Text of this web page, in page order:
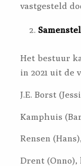
vastgesteld
Het bestuur
in 2021 uit de
J.E. Borst
Kamphuis
Rensen
Drent (Onno),